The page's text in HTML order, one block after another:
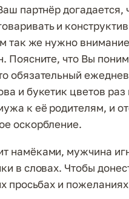
партнёр догадается,
и
так же нужно
Поясните, что Вы
обязательный
и букетик цветов
к её родителям, и
оскорбление.
намёками, мужчина
в словах. Чтобы
просьбах и